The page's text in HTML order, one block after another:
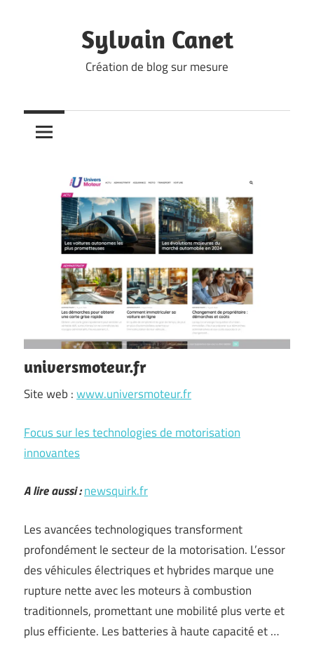
Sylvain Canet
Création de blog sur mesure
universmoteur.fr
Site web :www.universmoteur.fr
Focus sur les technologies de motorisation
innovantes
A lire aussi :newsquirk.fr
Les avancées technologiques transforment
profondément le secteur de la motorisation. L’essor
des véhicules électriques et hybrides marque une
rupture nette avec les moteurs à combustion
traditionnels, promettant une mobilité plus verte et
plus efficiente. Les batteries à haute capacité et …